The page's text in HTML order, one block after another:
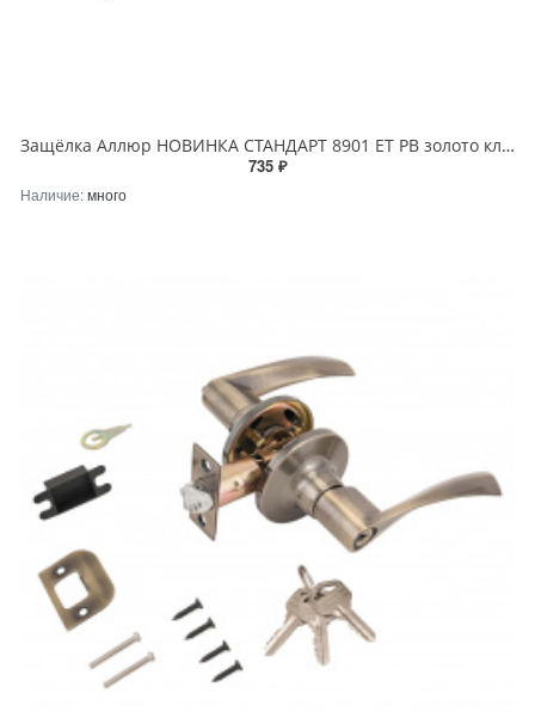
Защёлка Аллюр НОВИНКА СТАНДАРТ 8901 ET PB золото ключ\фикс
735 ₽
Наличие:много